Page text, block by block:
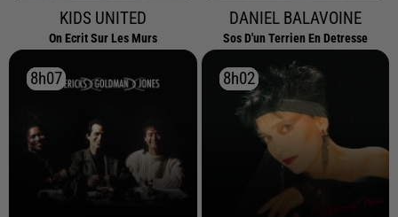
KIDS UNITED
On Ecrit Sur Les Murs
DANIEL BALAVOINE
Sos D'un Terrien En Detresse
8h07
8h07 8h02
8h02